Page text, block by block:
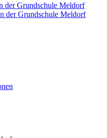
der Grundschule Meldorf
der Grundschule Meldorf